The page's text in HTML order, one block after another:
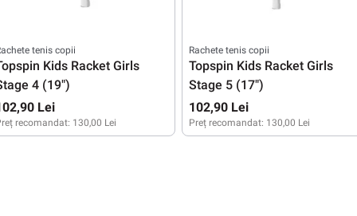
tenis copii
Kids Racket Girls
4 (19")
Lei
recomandat: 130,00 Lei
Rachete tenis copii
Topspin Kids Racket Girls
Stage 5 (17")
102,90 Lei
Preț recomandat: 130,00 Lei